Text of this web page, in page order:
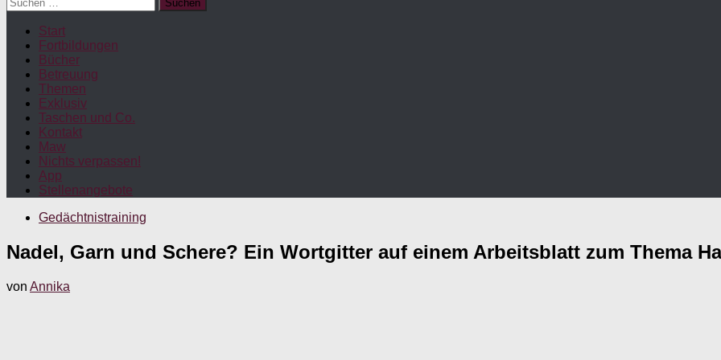
nach:
Start
Fortbildungen
Bücher
Betreuung
Themen
Exklusiv
Taschen und Co.
Kontakt
Maw
Nichts verpassen!
App
Stellenangebote
Gedächtnistraining
Nadel, Garn und Schere? Ein Wortgitter auf einem Arbeitsblatt zum Thema
von Annika